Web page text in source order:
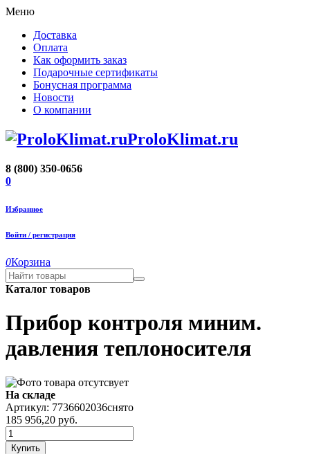
Меню
Доставка
Оплата
Как оформить заказ
Подарочные сертификаты
Бонусная программа
Новости
О компании
ProloKlimat.ru
8 (800) 350-0656
0
Избранное
Войти / регистрация
0Корзина
Каталог товаров
Прибор контроля миним.
давления теплоносителя
На складе
Артикул: 7736602036снято
185 956,20 руб.
Купить